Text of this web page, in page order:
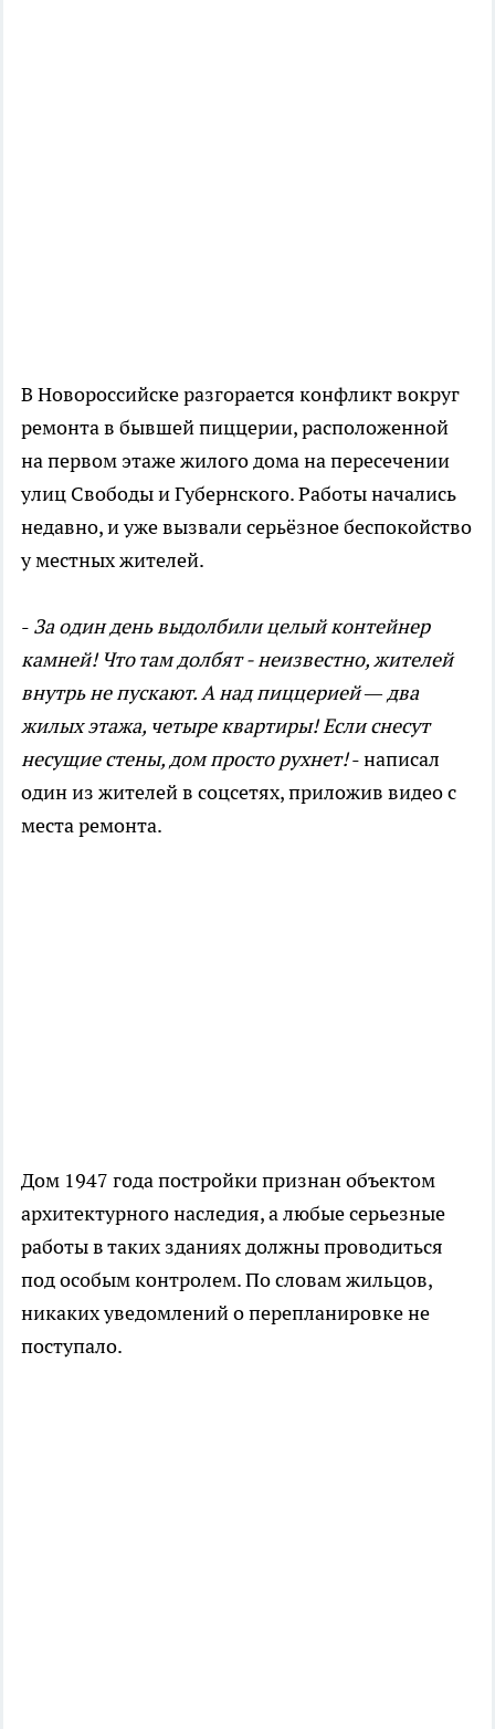
В Новороссийске разгорается конфликт вокруг
ремонта в бывшей пиццерии, расположенной
на первом этаже жилого дома на пересечении
улиц Свободы и Губернского. Работы начались
недавно, и уже вызвали серьёзное беспокойство
у местных жителей.
- За один день выдолбили целый контейнер
камней! Что там долбят - неизвестно, жителей
внутрь не пускают. А над пиццерией — два
жилых этажа, четыре квартиры! Если снесут
несущие стены, дом просто рухнет!- написал
один из жителей в соцсетях, приложив видео с
места ремонта.
Дом 1947 года постройки признан объектом
архитектурного наследия, а любые серьезные
работы в таких зданиях должны проводиться
под особым контролем. По словам жильцов,
никаких уведомлений о перепланировке не
поступало.